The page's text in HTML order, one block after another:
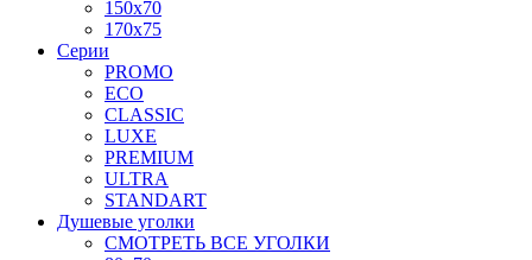
150x70
170x75
Серии
PROMO
ECO
CLASSIC
LUXE
PREMIUM
ULTRA
STANDART
Душевые уголки
СМОТРЕТЬ ВСЕ УГОЛКИ